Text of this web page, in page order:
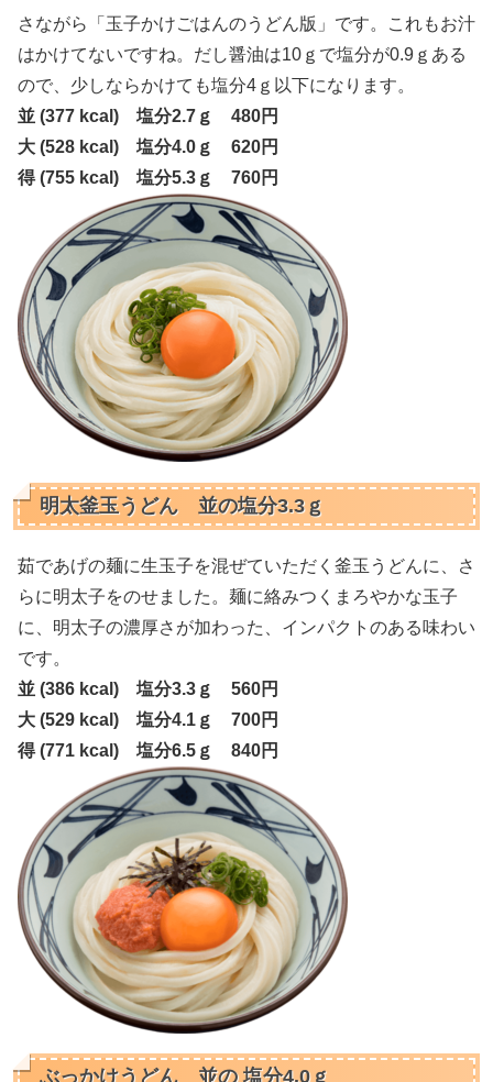
さながら「玉子かけごはんのうどん版」です。これもお汁
はかけてないですね。だし醤油は10ｇで塩分が0.9ｇある
ので、少しならかけても塩分4ｇ以下になります。
並 (377 kcal) 塩分2.7ｇ 480円
大 (528 kcal) 塩分4.0ｇ 620円
得 (755 kcal) 塩分5.3ｇ 760円
明太釜玉うどん 並の塩分3.3ｇ
茹であげの麺に生玉子を混ぜていただく釜玉うどんに、さ
らに明太子をのせました。麺に絡みつくまろやかな玉子
に、明太子の濃厚さが加わった、インパクトのある味わい
です。
並 (386 kcal) 塩分3.3ｇ 560円
大 (529 kcal) 塩分4.1ｇ 700円
得 (771 kcal) 塩分6.5ｇ 840円
ぶっかけうどん 並の 塩分4.0ｇ